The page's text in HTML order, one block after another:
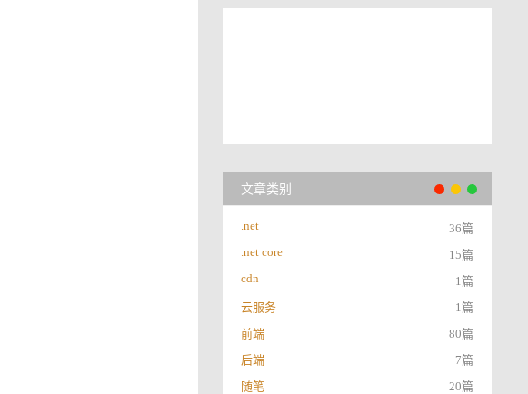
文章类别
.net
36篇
.net core
15篇
cdn
1篇
云服务
1篇
前端
80篇
后端
7篇
随笔
20篇